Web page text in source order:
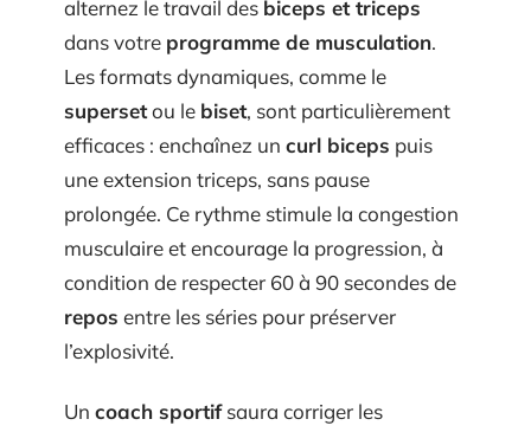
alternez le travail des biceps et triceps
dans votre programme de musculation.
Les formats dynamiques, comme le
supersetou le biset, sont particulièrement
efficaces : enchaînez un curl biceps puis
une extension triceps, sans pause
prolongée. Ce rythme stimule la congestion
musculaire et encourage la progression, à
condition de respecter 60 à 90 secondes de
repos entre les séries pour préserver
l’explosivité.
Un coach sportifsaura corriger les